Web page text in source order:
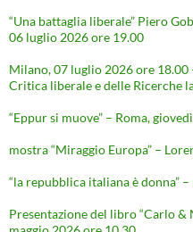
“Una battaglia liberale” Piero
06 luglio 2026 ore 19.00
Milano, 07 luglio 2026 ore 18.00
Critica liberale e delle Ricerche
“Eppur si muove” – Roma,
mostra “Miraggio Europa” –
“la repubblica italiana è donna”
Presentazione del libro “Carlo